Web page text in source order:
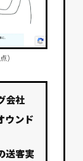
）
会社
ウンド
送客実